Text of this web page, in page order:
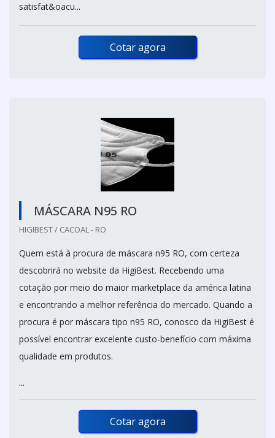
satisfat&oacu...
Cotar agora
MÁSCARA N95 RO
HIGIBEST / CACOAL - RO
Quem está à procura de máscara n95 RO, com certeza
descobrirá no website da HigiBest. Recebendo uma
cotação por meio do maior marketplace da américa latina
e encontrando a melhor referência do mercado. Quando a
procura é por máscara tipo n95 RO, conosco da HigiBest é
possível encontrar excelente custo-benefício com máxima
qualidade em produtos.
...
Cotar agora